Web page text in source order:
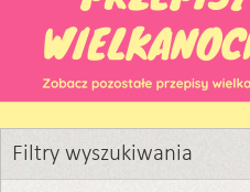
Filtry wyszukiwania